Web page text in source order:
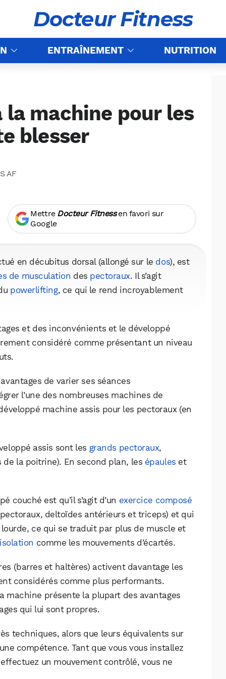
Docteur Fitness
ENTRAÎNEMENT NUTRITION
la machine pour les
blesser
AF
Mettre Docteur Fitnessen favori sur
Google
en décubitus dorsal (allongé sur le dos), est
de musculation des pectoraux. Il s’agit
powerlifting, ce qui le rend incroyablement
et des inconvénients et le développé
considéré comme présentant un niveau
de varier ses séances
l’une des nombreuses machines de
machine assis pour les pectoraux (en
assis sont les grands pectoraux,
de la poitrine). En second plan, les épaules et
couché est qu’il s’agit d’un exercice composé
deltoïdes antérieurs et triceps) et qui
ce qui se traduit par plus de muscle et
comme les mouvements d’écartés.
(barres et haltères) activent davantage les
considérés comme plus performants.
machine présente la plupart des avantages
qui lui sont propres.
techniques, alors que leurs équivalents sur
compétence. Tant que vous vous installez
un mouvement contrôlé, vous ne